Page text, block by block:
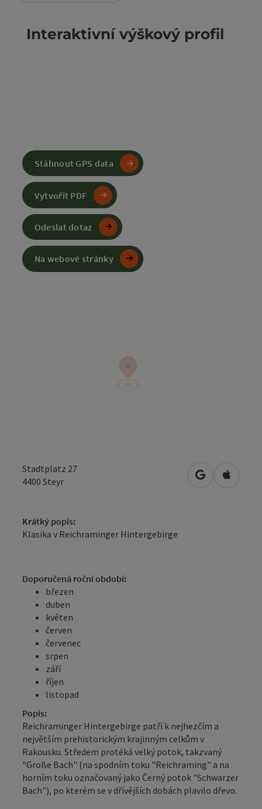
Stadtplatz 27
4400 Steyr Otevřít vOtevřít
Krátký popis:
Klasika v Reichraminger Hintergebirge
Doporučená roční období:
březen
duben
květen
červen
červenec
srpen
září
říjen
listopad
Popis:
Reichraminger Hintergebirge patří k nejhezčím a
největším prehistorickým krajinným celkům v
Rakousku. Středem protéká velký potok, takzvaný
"Große Bach" (na spodním toku "Reichraming" a na
horním toku označovaný jako Černý potok "Schwarzer
Bach"), po kterém se v dřívějších dobách plavilo dřevo.
Interaktivní výškový profil
Stáhnout GPS data
Vytvořit PDF
Odeslat dotaz
Na webové stránky